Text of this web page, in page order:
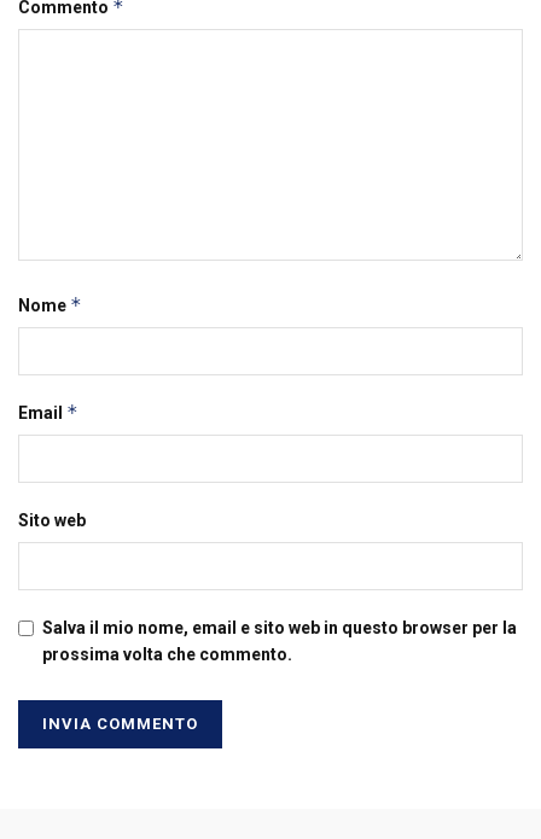
Commento *
Nome *
Email *
Sito web
Salva il mio nome, email e sito web in questo browser per la
prossima volta che commento.